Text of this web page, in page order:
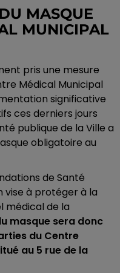
MASQUE
MUNICIPAL
pris une mesure
Médical Municipal
significative
ces derniers jours
publique de la Ville a
obligatoire au
de Santé
vise à protéger à la
médical de la
masque sera donc
du Centre
au 5 rue de la